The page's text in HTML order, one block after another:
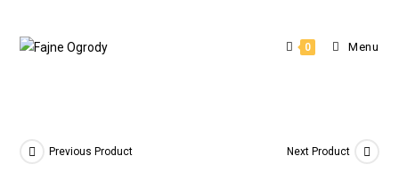
0 Menu
Previous Product Next Product